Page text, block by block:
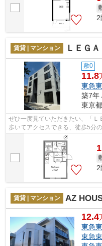
賃貸 | マンション ＬＥＧ
敷0
11.8
東急
築7年
東京都
ぜひ一度見ていただきたい、「
歩いてアクセスできる、徒歩5分
た造りが自慢の築7年の物件。造り
賃貸 | マンション AZ
12.4
東急
東急